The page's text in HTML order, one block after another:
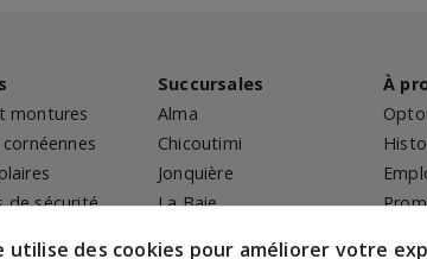
utilise des cookies pour améliorer votre
montures
de sécurité
Succursales
Alma
Chicoutimi
Jonquière
La Baie
À